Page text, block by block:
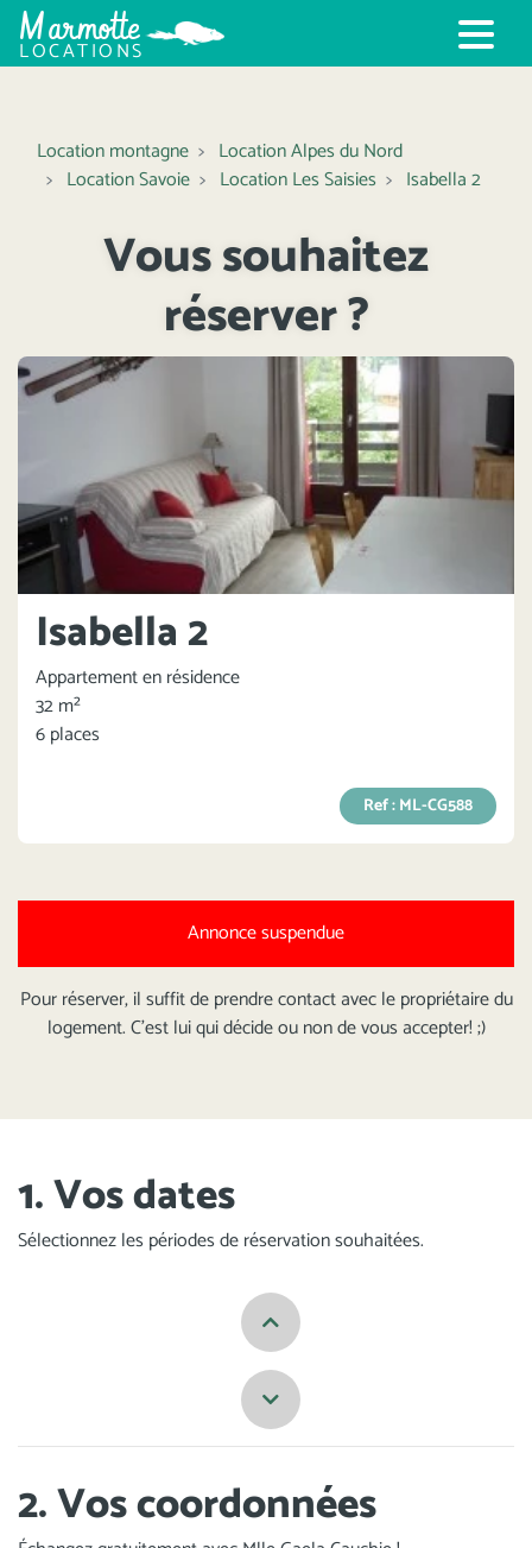
Marmotte
LOCATIONS
Location montagne
Location Alpes du Nord
Location Savoie
Location Les Saisies Isabella 2
Vous souhaitez
réserver ?
Isabella 2
Appartement en résidence
32 m²
6 places
Ref : ML-CG588
Annonce suspendue
Pour réserver, il suffit de prendre contact avec le propriétaire du
logement. C'est lui qui décide ou non de vous accepter! ;)
1. Vos dates
Sélectionnez les périodes de réservation souhaitées.
Previous
Next
2. Vos coordonnées